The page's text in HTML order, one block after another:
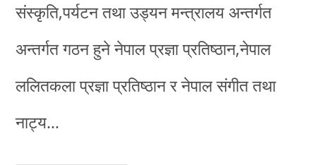
संस्कृति,पर्यटन तथा उड्यन मन्त्रालय अन्तर्गत
अन्तर्गत गठन हुने नेपाल प्रज्ञा प्रतिष्ठान,नेपाल
ललितकला प्रज्ञा प्रतिष्ठान र नेपाल संगीत तथा
नाट्य…